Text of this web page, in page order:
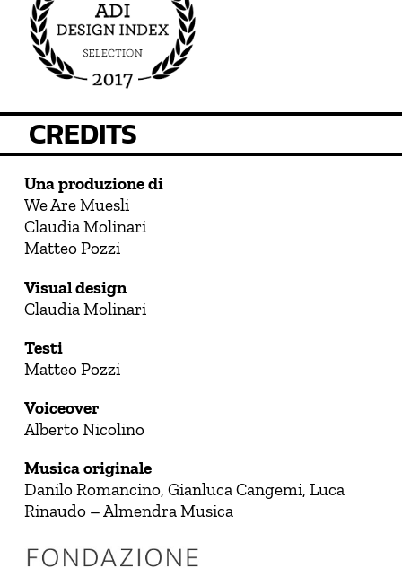
CREDITS
Una produzione di
We Are Muesli
Claudia Molinari
Matteo Pozzi
Visual design
Claudia Molinari
Testi
Matteo Pozzi
Voiceover
Alberto Nicolino
Musica originale
Danilo Romancino, Gianluca Cangemi, Luca
Rinaudo – Almendra Musica